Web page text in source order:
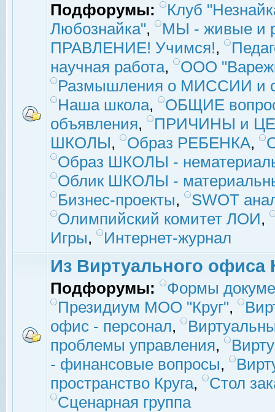
Подфорумы:
Клуб
Любознайка",
МЫ - живые и
ПРАВЛЕНИЕ! Учимся!,
научная работа,
ООО
Размышления о МИССИИ и
Наша школа,
ОБЩИЕ
объявления,
ПРИЧИНЫ и
ШКОЛЫ, Образ РЕБЕНКА,
Образ ШКОЛЫ -
Облик ШКОЛЫ -
Бизнес-проекты,
SWOT
Олимпийский комитет ЛОИ,
Игры, Интернет-журнал
Из Виртуального офиса
Подфорумы:
Формы
Президиум МОО "Круг",
офис - персонал,
проблемы управления,
- финансовые вопросы,
пространство Круга,
Стол
Сценарная группа